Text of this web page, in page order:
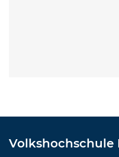
Volkshochschule